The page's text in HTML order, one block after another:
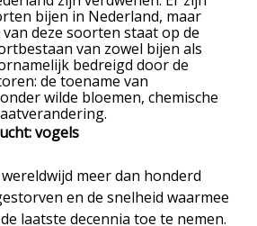
bijen in Nederland, maar
deze soorten staat op de
van zowel bijen als
bedreigd door de
de toename van
wilde bloemen, chemische
vogels
meer dan honderd
en de snelheid waarmee
laatste decennia toe te nemen.